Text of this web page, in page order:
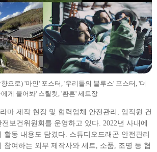
으로) '마인' 포스터, '우리들의 블루스' 포스터, '더
게 물어봐' 스틸컷, '환혼' 세트장
마 제작 현장 및 협력업체 안전관리, 임직원 건
보건위원회를 운영하고 있다. 2022년 사내에
활동 내용도 담겼다. 스튜디오드래곤 안전관리
참여하는 외부 제작사와 세트, 소품, 조명 등 협